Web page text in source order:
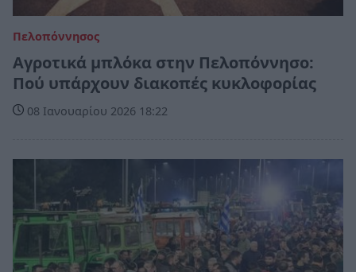
Πελοπόννησος
Αγροτικά μπλόκα στην Πελοπόννησο:
Πού υπάρχουν διακοπές κυκλοφορίας
08 Ιανουαρίου 2026 18:22